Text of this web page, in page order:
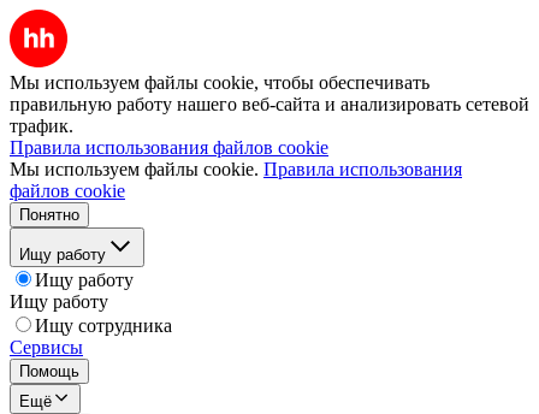
Мы используем файлы cookie, чтобы обеспечивать
правильную работу нашего веб-сайта и анализировать сетевой
трафик.
Правила использования файлов cookie
Мы используем файлы cookie. Правила использования
файлов cookie
Понятно
Ищу работу
Ищу работу
Ищу работу
Ищу сотрудника
Сервисы
Помощь
Ещё